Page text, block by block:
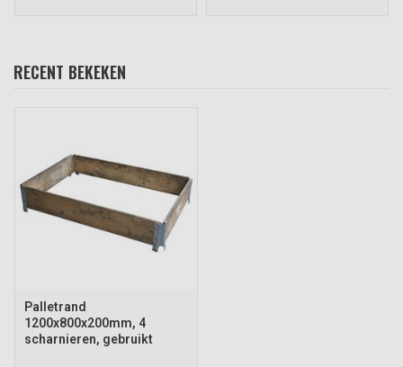
RECENT BEKEKEN
Palletrand
1200x800x200mm, 4
scharnieren, gebruikt